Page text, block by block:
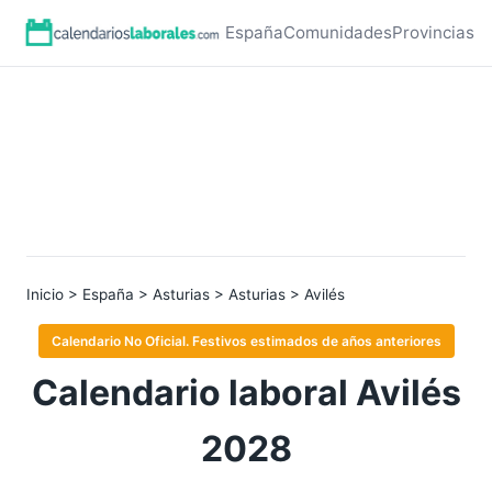
EspañaComunidadesProvincias
Inicio > España > Asturias > Asturias > Avilés
Calendario No Oficial. Festivos estimados de años anteriores
Calendario laboral Avilés
2028